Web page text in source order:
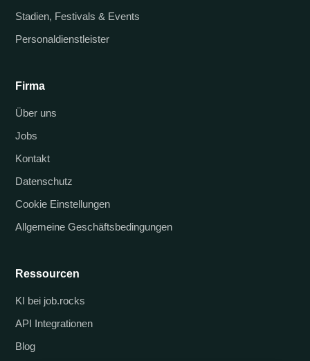
Stadien, Festivals & Events
Personaldienstleister
Firma
Über uns
Jobs
Kontakt
Datenschutz
Cookie Einstellungen
Allgemeine Geschäftsbedingungen
Ressourcen
KI bei job.rocks
API Integrationen
Blog